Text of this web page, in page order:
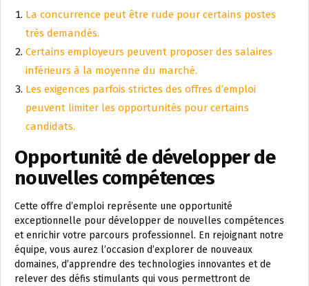
La concurrence peut être rude pour certains postes
très demandés.
Certains employeurs peuvent proposer des salaires
inférieurs à la moyenne du marché.
Les exigences parfois strictes des offres d’emploi
peuvent limiter les opportunités pour certains
candidats.
Opportunité de développer de
nouvelles compétences
Cette offre d’emploi représente une opportunité
exceptionnelle pour développer de nouvelles compétences
et enrichir votre parcours professionnel. En rejoignant notre
équipe, vous aurez l’occasion d’explorer de nouveaux
domaines, d’apprendre des technologies innovantes et de
relever des défis stimulants qui vous permettront de